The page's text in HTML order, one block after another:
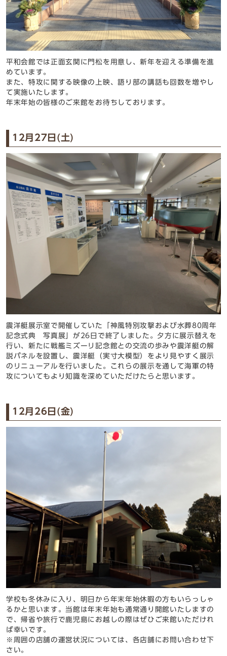
平和会館では正面玄関に門松を用意し、新年を迎える準備を進
めています。
また、特攻に関する映像の上映、語り部の講話も回数を増やし
て実施いたします。
年末年始の皆様のご来館をお待ちしております。
12月27日(土)
震洋艇展示室で開催していた「神風特別攻撃および水葬80周年
記念式典 写真展」が26日で終了しました。夕方に展示替えを
行い、新たに戦艦ミズーリ記念館との交流の歩みや震洋艇の解
説パネルを設置し、震洋艇（実寸大模型）をより見やすく展示
のリニューアルを行いました。これらの展示を通して海軍の特
攻についてもより知識を深めていただけたらと思います。
12月26日(金)
学校も冬休みに入り、明日から年末年始休暇の方もいらっしゃ
るかと思います。当館は年末年始も通常通り開館いたしますの
で、帰省や旅行で鹿児島にお越しの際はぜひご来館いただけれ
ば幸いです。
※周囲の店舗の運営状況については、各店舗にお問い合わせ下
さい。